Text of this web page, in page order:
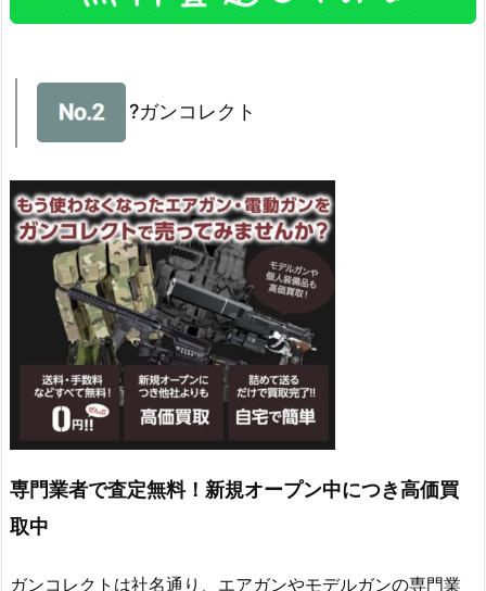
?ガンコレクト
専門業者で査定無料！新規オープン中につき高価買
取中
ガンコレクトは社名通り、エアガンやモデルガンの専門業